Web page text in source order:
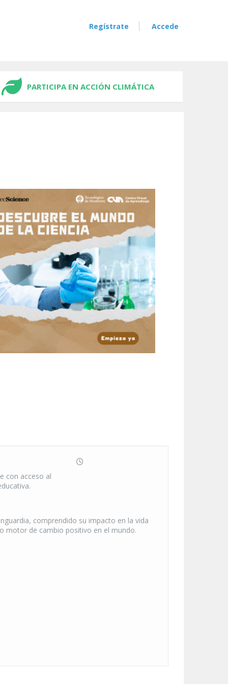
Regístrate Accede
PARTICIPA EN ACCIÓN CLIMÁTICA
con acceso al
comprendido su impacto en la vida
motor de cambio positivo en el mundo.